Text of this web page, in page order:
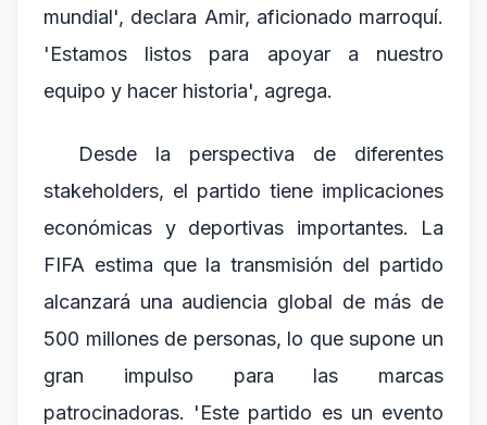
mundial', declara Amir, aficionado marroquí.
'Estamos listos para apoyar a nuestro
equipo y hacer historia', agrega.
Desde la perspectiva de diferentes
stakeholders, el partido tiene implicaciones
económicas y deportivas importantes. La
FIFA estima que la transmisión del partido
alcanzará una audiencia global de más de
500 millones de personas, lo que supone un
gran impulso para las marcas
patrocinadoras. 'Este partido es un evento